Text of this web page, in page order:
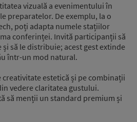
vizuală a evenimentului în
preparatelor. De exemplu, la o
poți adapta numele stațiilor
conferinței. Invită participanții să
să le distribuie; acest gest extinde
într-un mod natural.
creativitate estetică și pe combinații
vedere claritatea gustului.
să menții un standard premium și